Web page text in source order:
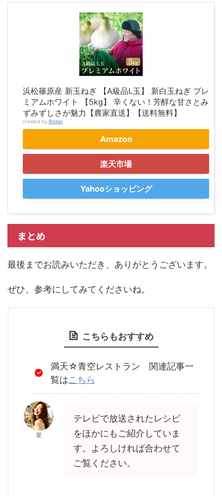
浜松篠原産 新玉ねぎ 【A級品L玉】 新白玉ねぎ プレ
ミアムホワイト 【5kg】 辛くない！芳醇な甘さとみ
ずみずしさが魅力【農家直送】【送料無料】
created by Rinker
Amazon
楽天市場
Yahooショッピング
まとめ
最後までお読みいただき、ありがとうございます。
ぜひ、参考にしてみてくださいね。
こちらもおすすめ
満天☆青空レストラン 関連記事一
覧はこちら
愛
テレビで放送されたレシピ
をほかにもご紹介していま
す。よろしければ合わせて
ご覧ください。